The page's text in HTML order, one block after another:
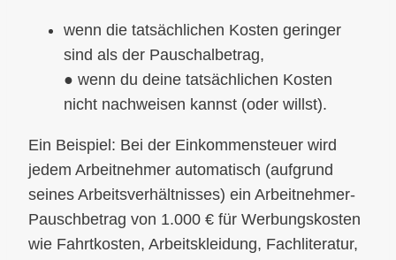
wenn die tatsächlichen Kosten geringer
sind als der Pauschalbetrag,
● wenn du deine tatsächlichen Kosten
nicht nachweisen kannst (oder willst).
Ein Beispiel: Bei der Einkommensteuer wird
jedem Arbeitnehmer automatisch (aufgrund
seines Arbeitsverhältnisses) ein Arbeitnehmer-
Pauschbetrag von 1.000 € für Werbungskosten
wie Fahrtkosten, Arbeitskleidung, Fachliteratur,